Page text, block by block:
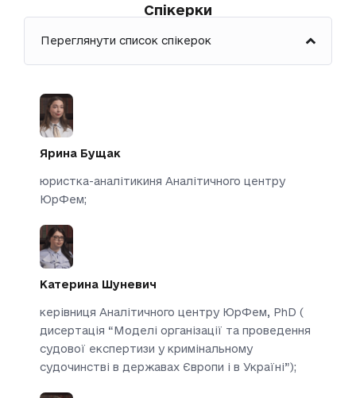
Спікерки
Переглянути список спікерок
Ярина Бущак
юристка-аналітикиня Аналітичного центру
ЮрФем;
Катерина Шуневич
керівниця Аналітичного центру ЮрФем, PhD (
дисертація “Моделі організації та проведення
судової експертизи у кримінальному
судочинстві в державах Європи і в Україні”);